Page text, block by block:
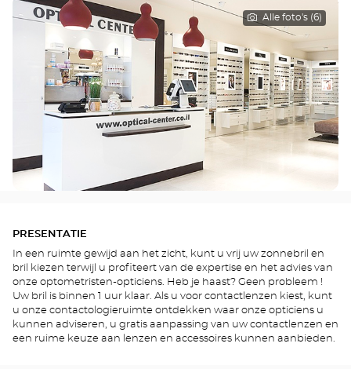
Alle foto's (6)
PRESENTATIE
In een ruimte gewijd aan het zicht, kunt u vrij uw zonnebril en
bril kiezen terwijl u profiteert van de expertise en het advies van
onze optometristen-opticiens. Heb je haast? Geen probleem !
Uw bril is binnen 1 uur klaar. Als u voor contactlenzen kiest, kunt
u onze contactologieruimte ontdekken waar onze opticiens u
kunnen adviseren, u gratis aanpassing van uw contactlenzen en
een ruime keuze aan lenzen en accessoires kunnen aanbieden.